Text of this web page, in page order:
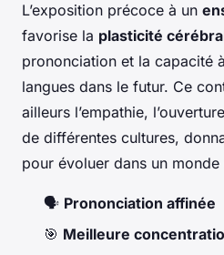
L’exposition précoce à un
favorise la plasticité
prononciation et la capacité
langues dans le futur. Ce
ailleurs l’empathie,
de différentes cultures,
pour évoluer dans un
🗣 Prononciation affinée
🎯 Meilleure